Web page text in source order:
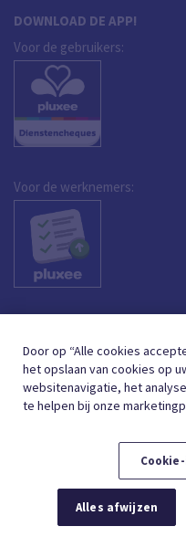
DOWNLOAD DE APP!
Voor de gebruikers:
Voor de werknemers:
DUTCH (BELGIUM)
FRANÇAIS (BELGIQUE)
GEBRUIKSVOORWAARDEN
COOKIE-INSTELLINGEN
Door op “Alle cookies
het opslaan van cookies op
websitenavigatie, het
te helpen bij onze
Alles afwijzen